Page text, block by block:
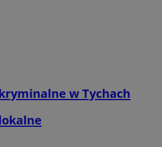
w Tychach